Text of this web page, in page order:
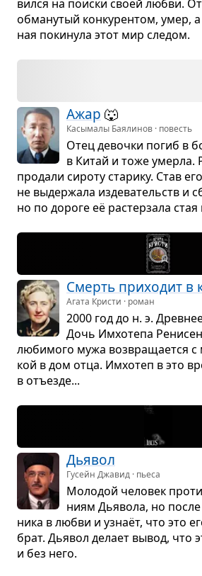
вился на поиски своей любви.
обма­ну­тый кон­ку­рен­том, умер,
ная поки­нула этот мир сле­дом.
Ажар 🐺
Касымалы Баялинов · повесть
Отец девочки погиб в
в Китай и тоже умерла.
про­дали сироту ста­рику. Став
не выдер­жала изде­ва­тельств и
но по дороге её рас­тер­зала стая
Смерть при­хо­дит в
Агата Кристи · роман
2000 год до н. э.
Дочь Имхо­тепа
люби­мого мужа воз­вра­ща­ется
кой в дом отца. Имхо­теп в это
в отъезде...
Дья­вол
Гусейн Джавид · пьеса
Моло­дой чело­век
ниям Дья­вола, но
ника в любви и узнаёт, что это
брат. Дья­вол делает вывод, что
и без него.